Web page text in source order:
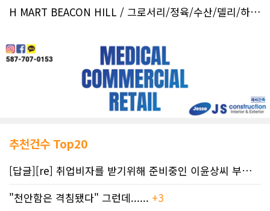
H MART BEACON HILL / 그로서리/정육/수산/델리/하우스..
추천건수 Top20
[답글][re] 취업비자를 받기위해 준비중인 이윤상씨 부부께 드리는 편지
"천안함은 격침됐다" 그런데...... +3